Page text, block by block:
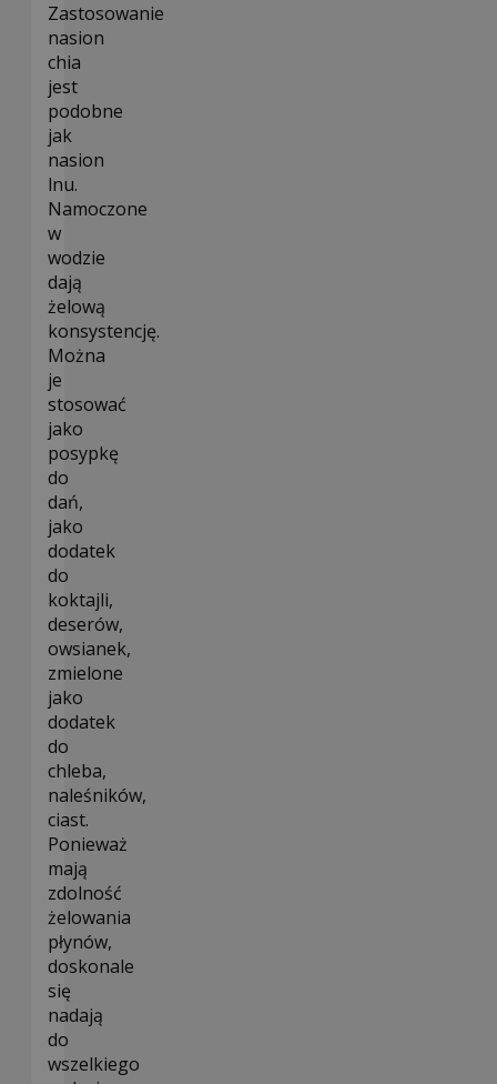
Zastosowanie
nasion
chia
jest
podobne
jak
nasion
lnu.
Namoczone
w
wodzie
dają
żelową
konsystencję.
Można
je
stosować
jako
posypkę
do
dań,
jako
dodatek
do
koktajli,
deserów,
owsianek,
zmielone
jako
dodatek
do
chleba,
naleśników,
ciast.
Ponieważ
mają
zdolność
żelowania
płynów,
doskonale
się
nadają
do
wszelkiego